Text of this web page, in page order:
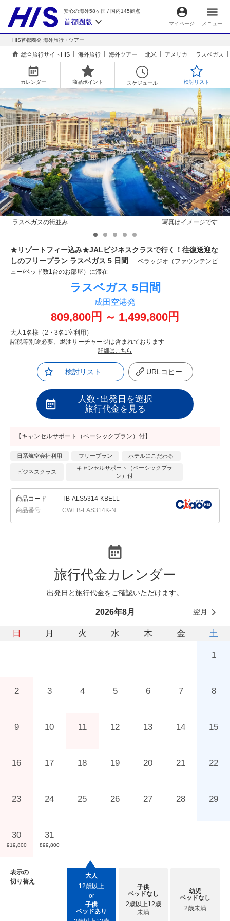
安心の海外58ヶ国 / 国内145拠点
首都圏版 マイページ メニュー
HIS首都圏発 海外旅行・ツアー
総合旅行サイトHIS 海外旅行 海外ツアー 北米 アメリカ ラスベガス
カレンダー 商品ポイント スケジュール 検討リスト
ラスベガスの街並み 写真はイメージです
★リゾートフィー込み★JALビジネスクラスで行く！往復送迎な
しのフリープラン ラスベガス 5 日間
ベラッジオ（ファウンテンビ
ュー/ベッド数1台のお部屋）に滞在
ラスベガス 5日間
成田空港発
809,800円 ～ 1,499,800円
大人1名様（2・3名1室利用）
諸税等別途必要、燃油サーチャージは含まれております
詳細はこちら
検討リスト URLコピー
人数･出発日を選択
旅行代金を見る
【キャンセルサポート（ベーシックプラン）付】
日系航空会社利用 フリープラン ホテルにこだわる
ビジネスクラス
キャンセルサポート（ベーシックプラ
ン）付
商品コード
TB-ALS5314-KBELL
商品番号
CWEB-LAS314K-N
旅行代金カレンダー
出発日と旅行代金をご確認いただけます。
2026年8月 翌月
日 月 火 水 木 金 土
1
2 3 4 5 6 7 8
9 10 11 12 13 14 15
16 17 18 19 20 21 22
23 24 25 26 27 28 29
30
919,800
31
899,800
表示の
切り替え
大人
12歳以上
or
子供
ベッドあり
子供
ベッドなし
2歳以上12歳
未満
幼児
ベッドなし
2歳未満